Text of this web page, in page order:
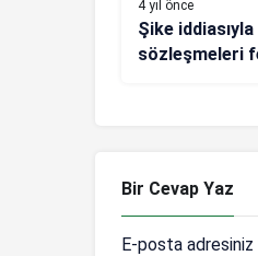
4 yıl önce
Şike iddiasıyla
sözleşmeleri
Bir Cevap Yaz
E-posta adresiniz